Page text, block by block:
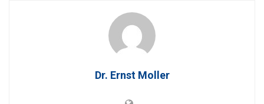
Dr. Ernst Moller